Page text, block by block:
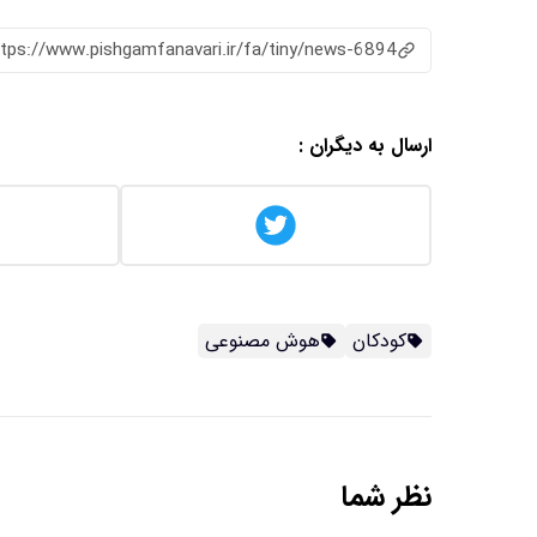
www.pishgamfanavari.ir/fa/tiny/news-6894
ارسال به دیگران :
کودکان هوش مصنوعی
نظر شما